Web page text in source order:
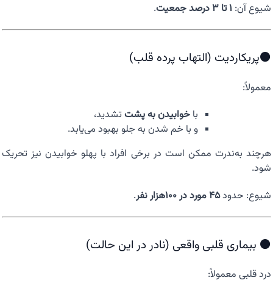
شیوع آن: ۱ تا ۳ درصد جمعیت .
⚫پریکاردیت (التهاب پرده قلب)
معمولاً:
با خوابیدن به پشتتشدید،
و با خم شدن به جلو بهبود می‌یابد.
هرچند به‌ندرت ممکن است در برخی افراد با پهلو خوابیدن نیز تحریک
شود.
شیوع: حدود۴۵ مورد در ۱۰۰هزار نفر .
⚫ بیماری قلبی واقعی (نادر در این حالت)
درد قلبی معمولاً: